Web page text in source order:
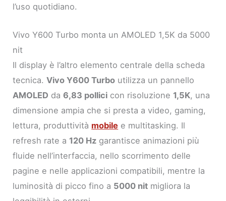
l’uso quotidiano.
Vivo Y600 Turbo monta un AMOLED 1,5K da 5000
nit
Il display è l’altro elemento centrale della scheda
tecnica.Vivo Y600 Turbo utilizza un pannello
AMOLED da6,83 pollici con risoluzione 1,5K, una
dimensione ampia che si presta a video, gaming,
lettura, produttività mobile e multitasking. Il
refresh rate a 120 Hz garantisce animazioni più
fluide nell’interfaccia, nello scorrimento delle
pagine e nelle applicazioni compatibili, mentre la
luminosità di picco fino a 5000 nit migliora la